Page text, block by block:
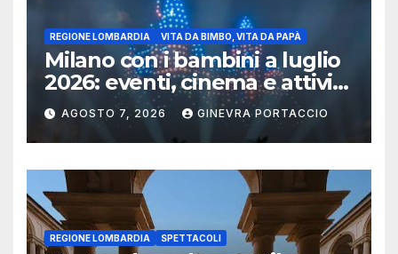
REGIONE LOMBARDIA VITA DA BIMBO, VITA DA PAPÀ
Milano con i bambini a luglio
2026: eventi, cinema e attività
per famiglie
AGOSTO 7, 2026 GINEVRA PORTACCIO
REGIONE LOMBARDIA SPETTACOLI